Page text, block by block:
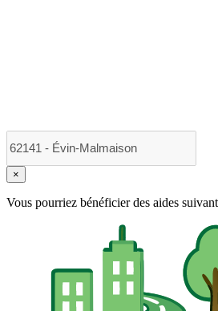
×
Vous pourriez bénéficier des aides